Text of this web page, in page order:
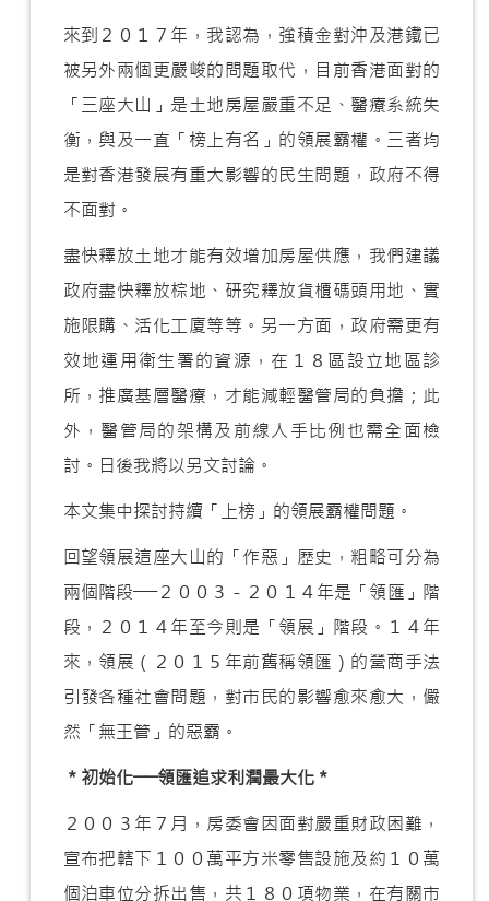
來到２０１７年，我認為，強積金對沖及港鐵已
被另外兩個更嚴峻的問題取代，目前香港面對的
「三座大山」是土地房屋嚴重不足、醫療系統失
衡，與及一直「榜上有名」的領展霸權。三者均
是對香港發展有重大影響的民生問題，政府不得
不面對。
盡快釋放土地才能有效增加房屋供應，我們建議
政府盡快釋放棕地、研究釋放貨櫃碼頭用地、實
施限購、活化工廈等等。另一方面，政府需更有
效地運用衛生署的資源，在１８區設立地區診
所，推廣基層醫療，才能減輕醫管局的負擔；此
外，醫管局的架構及前線人手比例也需全面檢
討。日後我將以另文討論。
本文集中探討持續「上榜」的領展霸權問題。
回望領展這座大山的「作惡」歷史，粗略可分為
兩個階段──２００３－２０１４年是「領匯」階
段，２０１４年至今則是「領展」階段。１４年
來，領展（２０１５年前舊稱領匯）的營商手法
引發各種社會問題，對市民的影響愈來愈大，儼
然「無王管」的惡霸。
＊初始化──領匯追求利潤最大化＊
２００３年７月，房委會因面對嚴重財政困難，
宣布把轄下１００萬平方米零售設施及約１０萬
個泊車位分拆出售，共１８０項物業，在有關市